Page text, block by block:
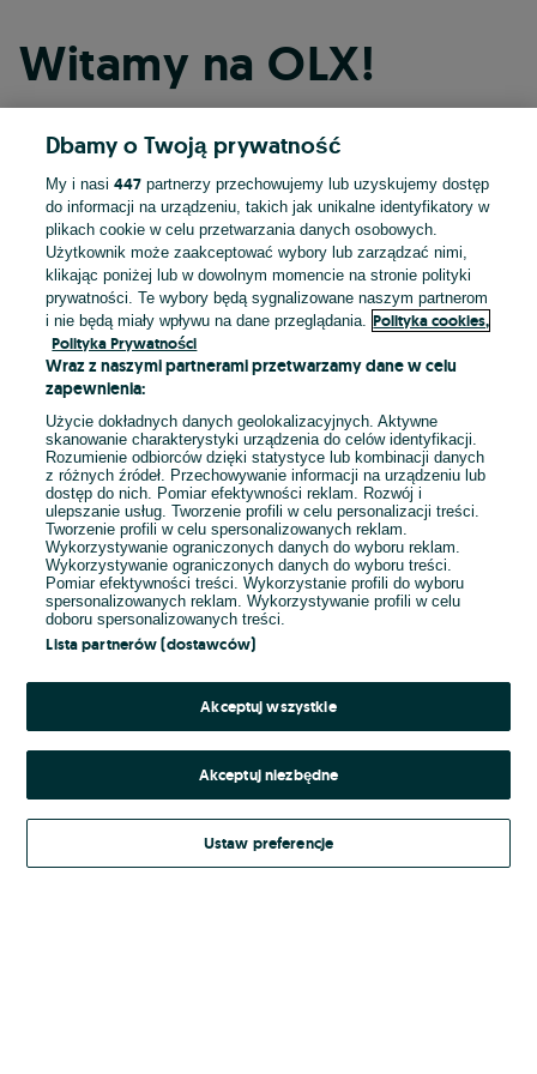
Witamy na OLX!
Kontynuuj przez Facebooka
Kontynuuj przez konto Apple
Kontynuuj przez konto Google
LUB
E-mail
Hasło
Kontynuując za pośrednictwem jednego z dostawców wskazanych powyżej,
Regulamin serwisu OLX.pl w jego aktualnym brzmieniu.
Dbamy o Twoją prywatność
My i nasi447 partnerzy przechowujemy lub uzyskujemy dostęp
do informacji na urządzeniu, takich jak unikalne identyfikatory w
plikach cookie w celu przetwarzania danych osobowych.
Użytkownik może zaakceptować wybory lub zarządzać nimi,
klikając poniżej lub w dowolnym momencie na stronie polityki
prywatności. Te wybory będą sygnalizowane naszym partnerom
i nie będą miały wpływu na dane przeglądania.
Polityka cookies,
Polityka Prywatności
Wraz z naszymi partnerami przetwarzamy dane w celu
zapewnienia:
Użycie dokładnych danych geolokalizacyjnych. Aktywne
skanowanie charakterystyki urządzenia do celów identyfikacji.
Rozumienie odbiorców dzięki statystyce lub kombinacji danych
z różnych źródeł. Przechowywanie informacji na urządzeniu lub
dostęp do nich. Pomiar efektywności reklam. Rozwój i
ulepszanie usług. Tworzenie profili w celu personalizacji treści.
Tworzenie profili w celu spersonalizowanych reklam.
Wykorzystywanie ograniczonych danych do wyboru reklam.
Wykorzystywanie ograniczonych danych do wyboru treści.
Pomiar efektywności treści. Wykorzystanie profili do wyboru
spersonalizowanych reklam. Wykorzystywanie profili w celu
doboru spersonalizowanych treści.
Lista partnerów (dostawców)
Akceptuj wszystkie
Akceptuj niezbędne
Ustaw preferencje